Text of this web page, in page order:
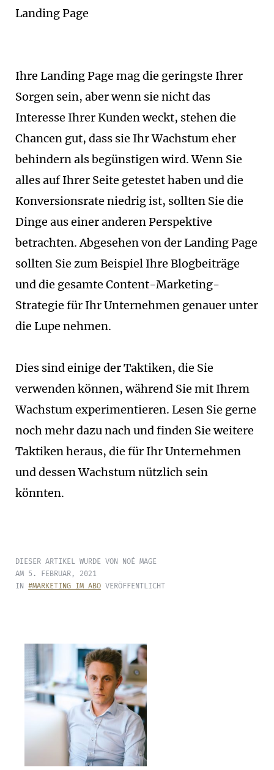
Landing Page
Ihre Landing Page mag die geringste Ihrer
Sorgen sein, aber wenn sie nicht das
Interesse Ihrer Kunden weckt, stehen die
Chancen gut, dass sie Ihr Wachstum eher
behindern als begünstigen wird. Wenn Sie
alles auf Ihrer Seite getestet haben und die
Konversionsrate niedrig ist, sollten Sie die
Dinge aus einer anderen Perspektive
betrachten. Abgesehen von der Landing Page
sollten Sie zum Beispiel Ihre Blogbeiträge
und die gesamte Content-Marketing-
Strategie für Ihr Unternehmen genauer unter
die Lupe nehmen.
Dies sind einige der Taktiken, die Sie
verwenden können, während Sie mit Ihrem
Wachstum experimentieren. Lesen Sie gerne
noch mehr dazu nach und finden Sie weitere
Taktiken heraus, die für Ihr Unternehmen
und dessen Wachstum nützlich sein
könnten.
DIESER ARTIKEL WURDE VON NOÉ MAGE
AM 5. FEBRUAR, 2021
IN #MARKETING IM ABO VERÖFFENTLICHT